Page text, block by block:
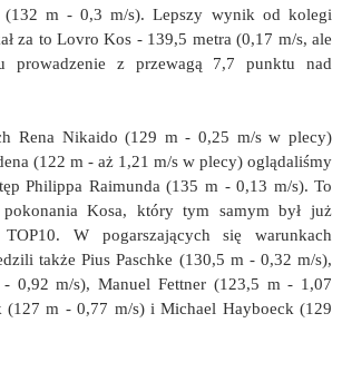
(132 m - 0,3 m/s). Lepszy wynik od kolegi
za to Lovro Kos - 139,5 metra (0,17 m/s, ale
prowadzenie z przewagą 7,7 punktu nad
Rena Nikaido (129 m - 0,25 m/s w plecy)
(122 m - aż 1,21 m/s w plecy) oglądaliśmy
Philippa Raimunda (135 m - 0,13 m/s). To
Kosa, który tym samym był już
W pogarszających się warunkach
także Pius Paschke (130,5 m - 0,32 m/s),
0,92 m/s), Manuel Fettner (123,5 m - 1,07
(127 m - 0,77 m/s) i Michael Hayboeck (129